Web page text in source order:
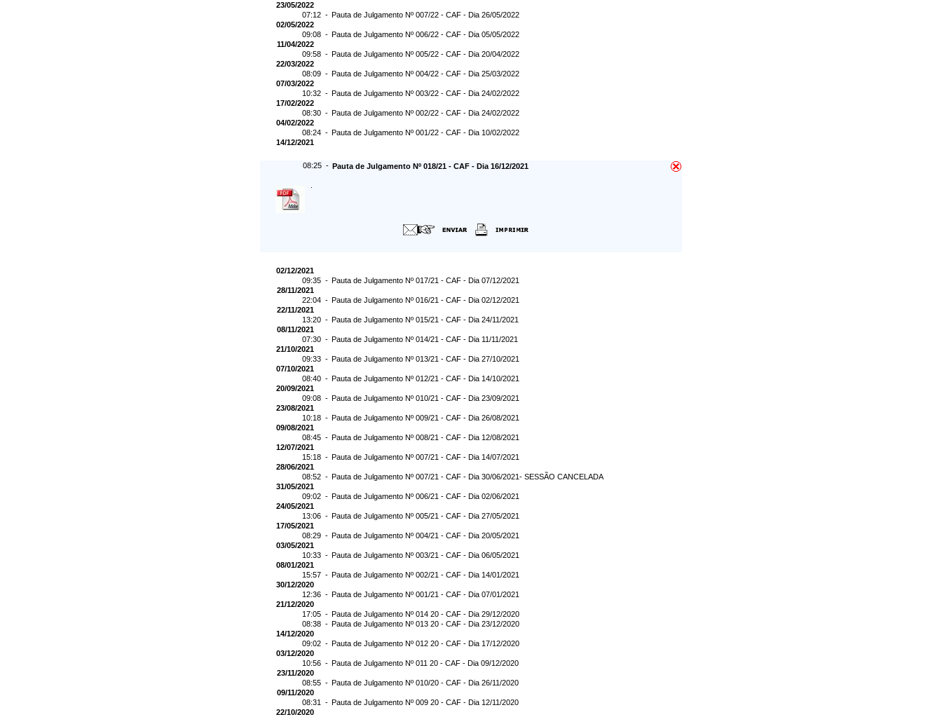
23/05/2022
07:12 - Pauta de Julgamento Nº 007/22 - CAF - Dia 26/05/2022
02/05/2022
09:08 - Pauta de Julgamento Nº 006/22 - CAF - Dia 05/05/2022
11/04/2022
09:58 - Pauta de Julgamento Nº 005/22 - CAF - Dia 20/04/2022
22/03/2022
08:09 - Pauta de Julgamento Nº 004/22 - CAF - Dia 25/03/2022
07/03/2022
10:32 - Pauta de Julgamento Nº 003/22 - CAF - Dia 24/02/2022
17/02/2022
08:30 - Pauta de Julgamento Nº 002/22 - CAF - Dia 24/02/2022
04/02/2022
08:24 - Pauta de Julgamento Nº 001/22 - CAF - Dia 10/02/2022
14/12/2021
08:25 - Pauta de Julgamento Nº 018/21 - CAF - Dia 16/12/2021
02/12/2021
09:35 - Pauta de Julgamento Nº 017/21 - CAF - Dia 07/12/2021
28/11/2021
22:04 - Pauta de Julgamento Nº 016/21 - CAF - Dia 02/12/2021
22/11/2021
13:20 - Pauta de Julgamento Nº 015/21 - CAF - Dia 24/11/2021
08/11/2021
07:30 - Pauta de Julgamento Nº 014/21 - CAF - Dia 11/11/2021
21/10/2021
09:33 - Pauta de Julgamento Nº 013/21 - CAF - Dia 27/10/2021
07/10/2021
08:40 - Pauta de Julgamento Nº 012/21 - CAF - Dia 14/10/2021
20/09/2021
09:08 - Pauta de Julgamento Nº 010/21 - CAF - Dia 23/09/2021
23/08/2021
10:18 - Pauta de Julgamento Nº 009/21 - CAF - Dia 26/08/2021
09/08/2021
08:45 - Pauta de Julgamento Nº 008/21 - CAF - Dia 12/08/2021
12/07/2021
15:18 - Pauta de Julgamento Nº 007/21 - CAF - Dia 14/07/2021
28/06/2021
08:52 - Pauta de Julgamento Nº 007/21 - CAF - Dia 30/06/2021- SESSÃO CANCELADA
31/05/2021
09:02 - Pauta de Julgamento Nº 006/21 - CAF - Dia 02/06/2021
24/05/2021
13:06 - Pauta de Julgamento Nº 005/21 - CAF - Dia 27/05/2021
17/05/2021
08:29 - Pauta de Julgamento Nº 004/21 - CAF - Dia 20/05/2021
03/05/2021
10:33 - Pauta de Julgamento Nº 003/21 - CAF - Dia 06/05/2021
08/01/2021
15:57 - Pauta de Julgamento Nº 002/21 - CAF - Dia 14/01/2021
30/12/2020
12:36 - Pauta de Julgamento Nº 001/21 - CAF - Dia 07/01/2021
21/12/2020
17:05 - Pauta de Julgamento Nº 014 20 - CAF - Dia 29/12/2020
08:38 - Pauta de Julgamento Nº 013 20 - CAF - Dia 23/12/2020
14/12/2020
09:02 - Pauta de Julgamento Nº 012 20 - CAF - Dia 17/12/2020
03/12/2020
10:56 - Pauta de Julgamento Nº 011 20 - CAF - Dia 09/12/2020
23/11/2020
08:55 - Pauta de Julgamento Nº 010/20 - CAF - Dia 26/11/2020
09/11/2020
08:31 - Pauta de Julgamento Nº 009 20 - CAF - Dia 12/11/2020
22/10/2020